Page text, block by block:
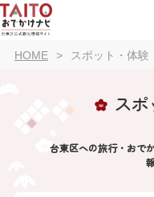
HOME スポット・体験
ス
台東区への旅行・おで